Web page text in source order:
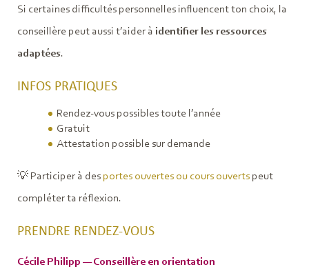
Si certaines difficultés personnelles influencent ton choix, la
conseillère peut aussi t’aider à identifier les ressources
adaptées.
INFOS PRATIQUES
Rendez-vous possibles toute l’année
Gratuit
Attestation possible sur demande
💡 Participer à des portes ouvertes ou cours ouverts peut
compléter ta réflexion.
PRENDRE RENDEZ-VOUS
Cécile Philipp — Conseillère en orientation